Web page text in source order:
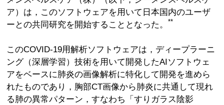
ア）は，このソフトウェアを用いて日本国内のユーザ
ーとの共同研究を開始することとなった。
**
このCOVID-19用解析ソフトウェアは，ディープラーニ
ング（深層学習）技術を用いて開発したAIソフトウェ
アをベースに肺炎の画像解析に特化して開発を進めら
れたものであり，胸部CT画像から肺炎に共通して現れ
る肺の異常パターン，すなわち「すりガラス陰影